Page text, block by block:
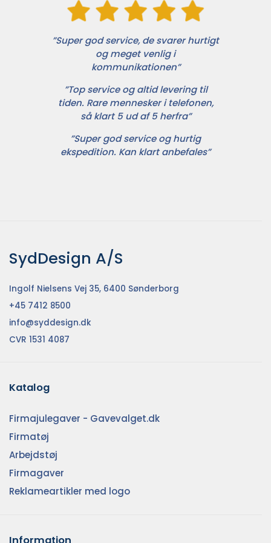
”Super god service, de svarer hurtigt
og meget venlig i
kommunikationen”
”Top service og altid levering til
tiden. Rare mennesker i telefonen,
så klart 5 ud af 5 herfra”
”Super god service og hurtig
ekspedition. Kan klart anbefales”
SydDesign A/S
Ingolf Nielsens Vej 35, 6400 Sønderborg
+45 7412 8500
info@syddesign.dk
CVR 1531 4087
Katalog
Firmajulegaver - Gavevalget.dk
Firmatøj
Arbejdstøj
Firmagaver
Reklameartikler med logo
Information